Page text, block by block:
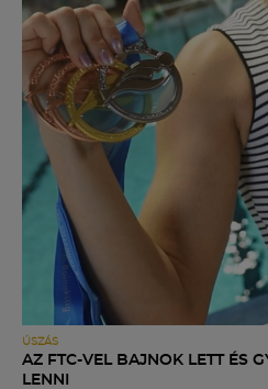
ÚSZÁS
AZ FTC-VEL BAJNOK LETT ÉS
LENNI